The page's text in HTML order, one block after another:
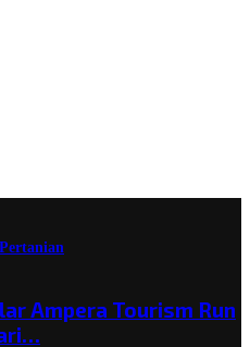
Pertanian
Ampera Tourism Run